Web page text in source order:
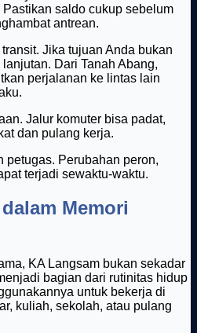
saldo cukup sebelum
antrean.
Jika tujuan Anda bukan
Dari Tanah Abang,
perjalanan ke lintas lain
Jalur komuter bisa padat,
dan pulang kerja.
petugas. Perubahan peron,
terjadi sewaktu-waktu.
Memori
KA Langsam bukan sekadar
bagian dari rutinitas hidup
untuk bekerja di
kuliah, sekolah, atau pulang